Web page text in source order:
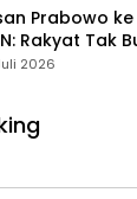
Prabowo
Rakyat Tak
2026